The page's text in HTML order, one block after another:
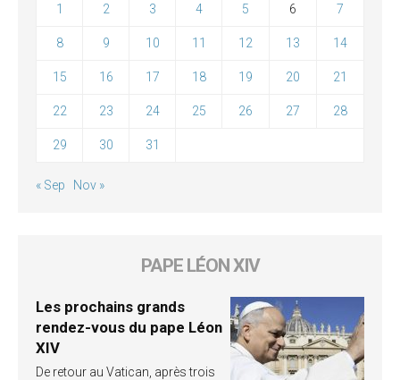
1 2 3 4 5 6 7
8 9 10 11 12 13 14
15 16 17 18 19 20 21
22 23 24 25 26 27 28
29 30 31
« Sep Nov »
PAPE LÉON XIV
Les prochains grands
rendez-vous du pape Léon
XIV
De retour au Vatican, après trois